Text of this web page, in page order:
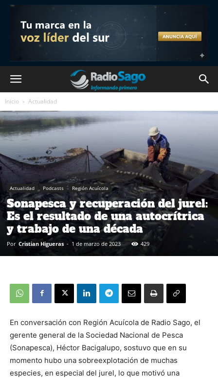
Inicio Actualidad
Actualidad Podcasts Región Acuícola
Sonapesca y recuperación del jurel:
Es el resultado de una autocrítrica
y trabajo de una década
Por Cristian Higueras - 1 de marzo de 2023 429
En conversación con Región Acuícola de Radio Sago, el
gerente general de la Sociedad Nacional de Pesca
(Sonapesca), Héctor Bacigalupo, sostuvo que en su
momento hubo una sobreexplotación de muchas
especies, en especial del jurel, lo que motivó una